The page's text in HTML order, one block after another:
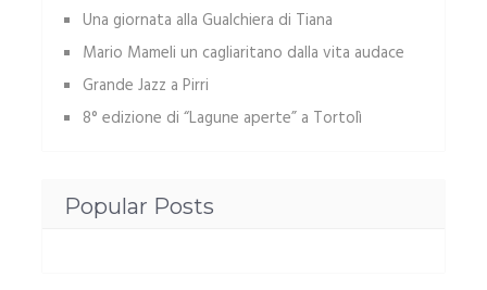
Una giornata alla Gualchiera di Tiana
Mario Mameli un cagliaritano dalla vita audace
Grande Jazz a Pirri
8° edizione di “Lagune aperte” a Tortolì
Popular Posts